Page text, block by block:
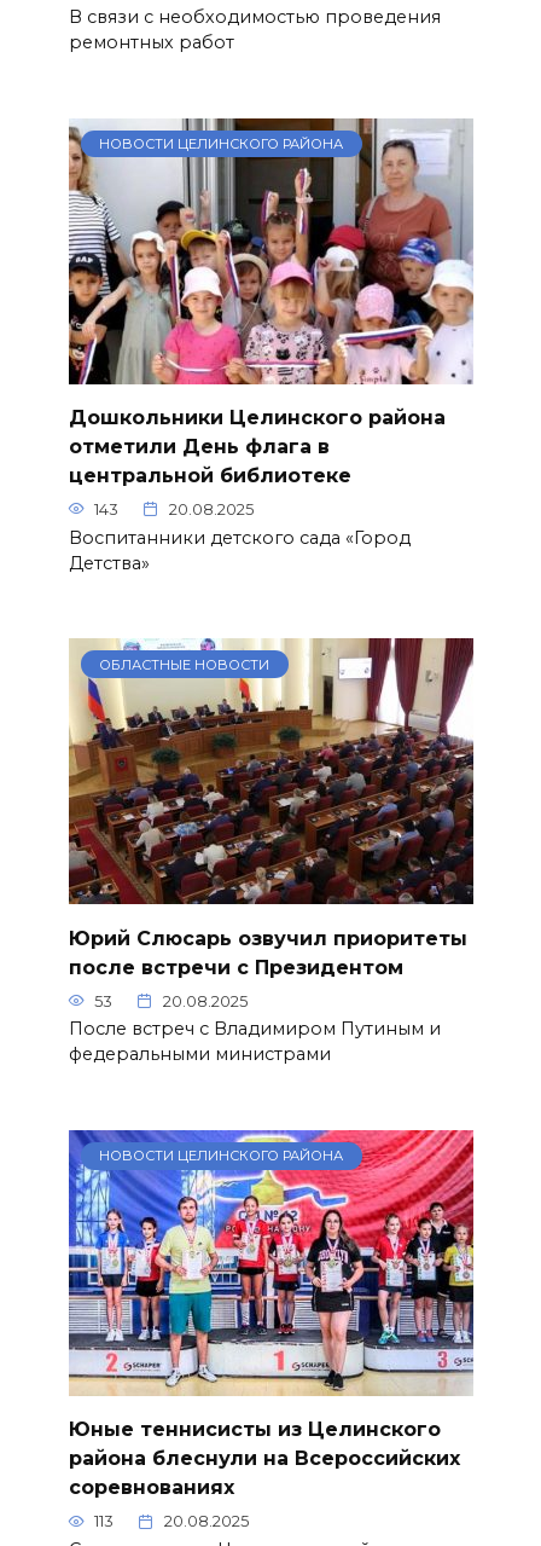
В связи с необходимостью проведения
ремонтных работ
НОВОСТИ ЦЕЛИНСКОГО РАЙОНА
Дошкольники Целинского района
отметили День флага в
центральной библиотеке
143 20.08.2025
Воспитанники детского сада «Город
Детства»
ОБЛАСТНЫЕ НОВОСТИ
Юрий Слюсарь озвучил приоритеты
после встречи с Президентом
53 20.08.2025
После встреч с Владимиром Путиным и
федеральными министрами
НОВОСТИ ЦЕЛИНСКОГО РАЙОНА
Юные теннисисты из Целинского
района блеснули на Всероссийских
соревнованиях
113 20.08.2025